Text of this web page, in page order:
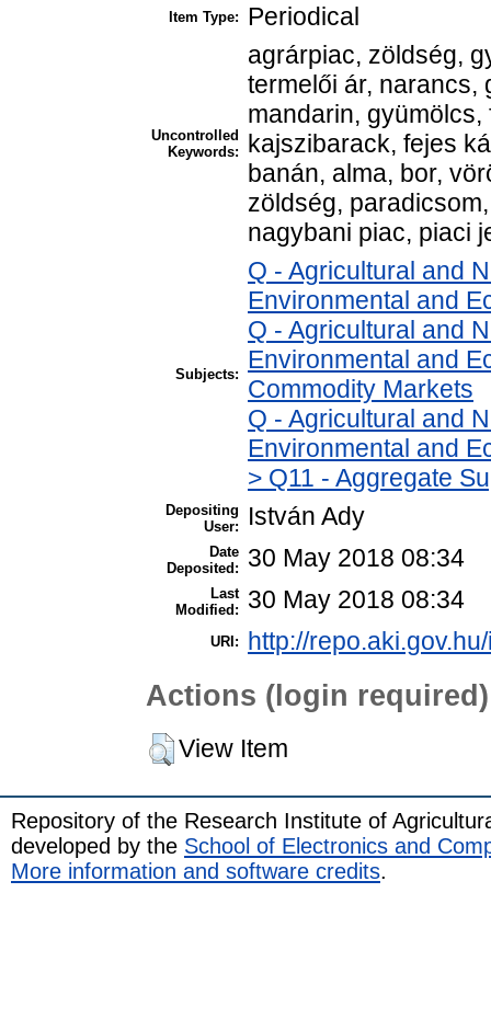
Item Type: Periodical
Uncontrolled
Keywords:
agrárpiac, zöldség,
termelői ár, narancs,
mandarin,
kajszibarack, fejes
banán, alma, bor,
zöldség,
nagybani piac, piaci
Subjects:
Q - Agricultural and
Environmental and
Q - Agricultural and
Environmental and
Commodity Markets
Q - Agricultural and
Environmental and
> Q11 - Aggregate
Depositing
User:
István Ady
Date
Deposited:
30 May 2018 08:34
Last
Modified:
30 May 2018 08:34
URI: http://
Actions (login required)
View Item
Repository of the Research Institute of
developed by the School of Electronics and
More information and software credits.